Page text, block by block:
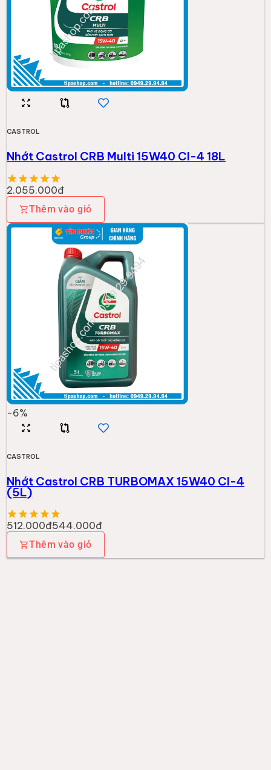
CASTROL
Nhớt Castrol CRB Multi 15W40 CI-4 18L
2.055.000đ
Thêm vào giỏ
-6%
CASTROL
Nhớt Castrol CRB TURBOMAX 15W40 CI-4
(5L)
512.000đ544.000đ
Thêm vào giỏ